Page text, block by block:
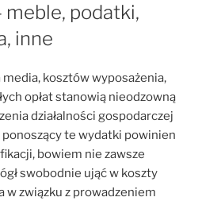
meble, podatki,
inne
kosztów wyposażenia,
opłat stanowią nieodzowną
działalności gospodarczej
te wydatki powinien
bowiem nie zawsze
swobodnie ująć w koszty
w związku z prowadzeniem